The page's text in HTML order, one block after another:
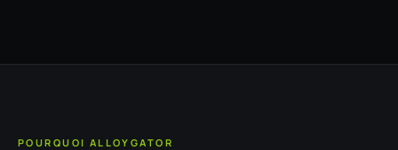
POURQUOI ALLOYGATOR